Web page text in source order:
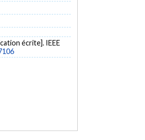
écrite]. IEEE